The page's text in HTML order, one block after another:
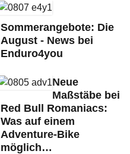
Sommerangebote: Die
August - News bei
Enduro4you
Neue
Maßstäbe bei
Red Bull Romaniacs:
Was auf einem
Adventure-Bike
möglich…